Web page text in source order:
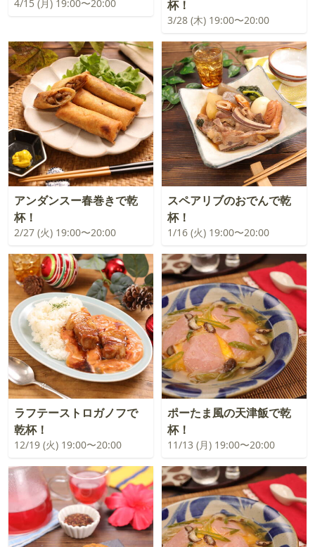
4/15 (月) 19:00〜20:00 杯！
3/28 (木) 19:00〜20:00
アンダンスー春巻きで乾
杯！
2/27 (火) 19:00〜20:00
スペアリブのおでんで乾
杯！
1/16 (火) 19:00〜20:00
ラフテーストロガノフで
乾杯！
12/19 (火) 19:00〜20:00
ポーたま風の天津飯で乾
杯！
11/13 (月) 19:00〜20:00